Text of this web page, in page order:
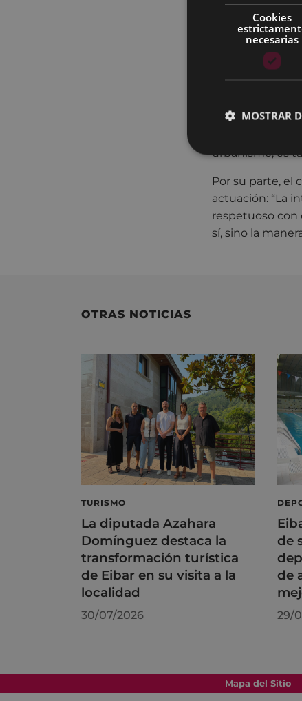
El proyecto
Errebal, con
del firme con
y
En palabras
ciudad:
urbanismo, es
Por su parte, el
actuación: “La
respetuoso con
sí, sino la
OTRAS NOTICIAS
TURISMO
La diputada Azahara
Domínguez destaca la
transformación turística
de Eibar en su visita a la
localidad
30/07/2026
de
de
29/
Mapa del Sitio
Cookies
necesarias
MOSTRAR